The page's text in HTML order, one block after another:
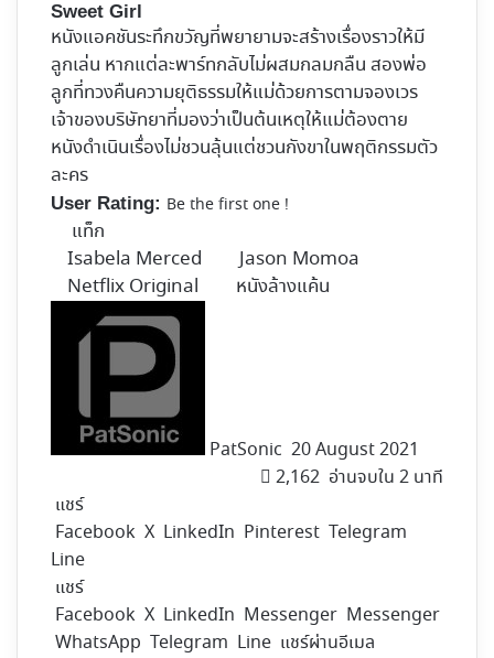
Sweet Girl
หนังแอคชันระทึกขวัญที่พยายามจะสร้างเรื่องราวให้มี
ลูกเล่น หากแต่ละพาร์ทกลับไม่ผสมกลมกลืน สองพ่อ
ลูกที่ทวงคืนความยุติธรรมให้แม่ด้วยการตามจองเวร
เจ้าของบริษัทยาที่มองว่าเป็นต้นเหตุให้แม่ต้องตาย
หนังดำเนินเรื่องไม่ชวนลุ้นแต่ชวนกังขาในพฤติกรรมตัว
ละคร
User Rating: Be the first one !
แท็ก
Isabela Merced
Jason Momoa
Netflix Original
หนังล้างแค้น
PatSonic 20 August 2021
2,162 อ่านจบใน 2 นาที
แชร์
Facebook X LinkedIn Pinterest Telegram
Line
แชร์
Facebook X LinkedIn Messenger Messenger
WhatsApp Telegram Line แชร์ผ่านอีเมล